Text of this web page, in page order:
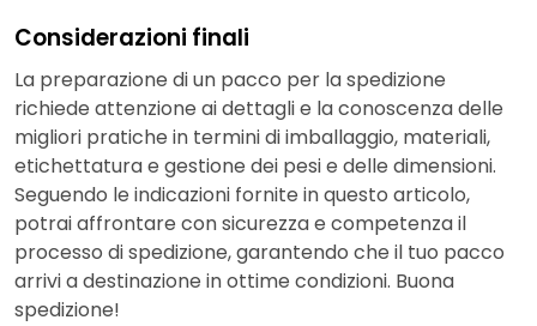
Considerazioni finali
La preparazione di un pacco per la spedizione
richiede attenzione ai dettagli e la conoscenza delle
migliori pratiche in termini di imballaggio, materiali,
etichettatura e gestione dei pesi e delle dimensioni.
Seguendo le indicazioni fornite in questo articolo,
potrai affrontare con sicurezza e competenza il
processo di spedizione, garantendo che il tuo pacco
arrivi a destinazione in ottime condizioni. Buona
spedizione!